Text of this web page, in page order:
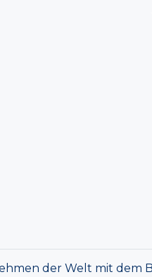
der Welt mit dem